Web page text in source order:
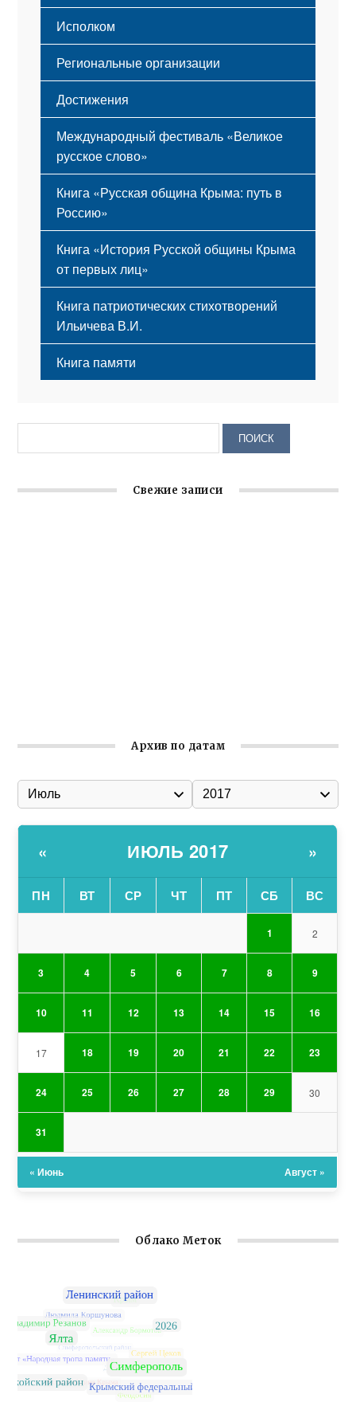
Исполком
Региональные организации
Достижения
Международный фестиваль «Великое
русское слово»
Книга «Русская община Крыма: путь в
Россию»
Книга «История Русской общины Крыма
от первых лиц»
Книга патриотических стихотворений
Ильичева В.И.
Книга памяти
Свежие записи
Архив по датам
« ИЮЛЬ 2017 »
ПН ВТ СР ЧТ ПТ СБ ВС
1 2
3 4 5 6 7 8 9
10 11 12 13 14 15 16
17 18 19 20 21 22 23
24 25 26 27 28 29 30
31
« Июнь Август »
Облако Меток